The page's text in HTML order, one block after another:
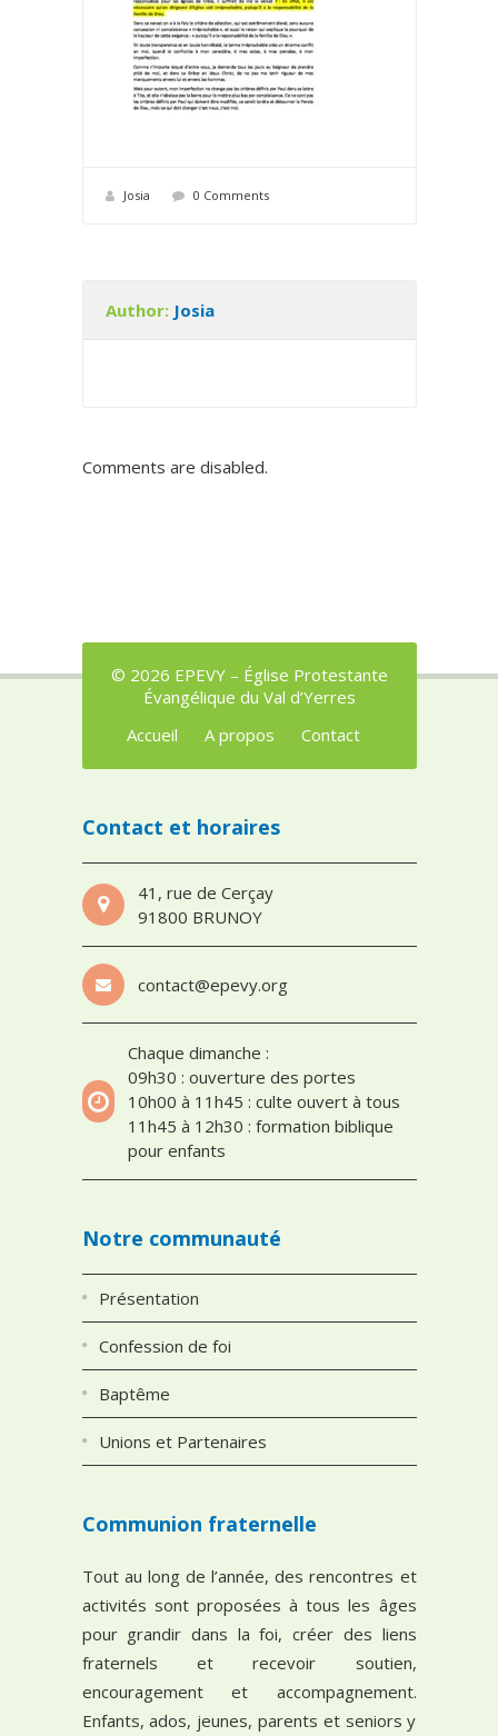
Josia 0 Comments
Author: Josia
Comments are disabled.
© 2026 EPEVY – Église Protestante
Évangélique du Val d’Yerres
Accueil
A propos Contact
Contact et horaires
41, rue de Cerçay
91800 BRUNOY
contact@epevy.org
Chaque dimanche :
09h30 : ouverture des portes
10h00 à 11h45 : culte ouvert à tous
11h45 à 12h30 : formation biblique
pour enfants
Notre communauté
Présentation
Confession de foi
Baptême
Unions et Partenaires
Communion fraternelle
Tout au long de l’année, des rencontres et
activités sont proposées à tous les âges
pour grandir dans la foi, créer des liens
fraternels et recevoir soutien,
encouragement et accompagnement.
Enfants, ados, jeunes, parents et seniors y